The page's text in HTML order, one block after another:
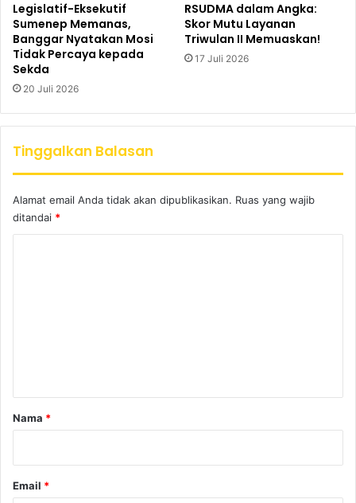
Legislatif-Eksekutif
Sumenep Memanas,
Banggar Nyatakan Mosi
Tidak Percaya kepada
Sekda
20 Juli 2026
RSUDMA dalam Angka:
Skor Mutu Layanan
Triwulan II Memuaskan!
17 Juli 2026
Tinggalkan Balasan
Alamat email Anda tidak akan dipublikasikan. Ruas yang wajib
ditandai *
r
Nama *
Email *